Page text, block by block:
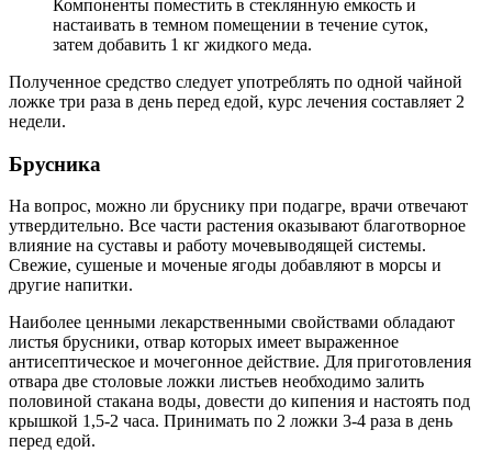
Компоненты поместить в стеклянную емкость и
настаивать в темном помещении в течение суток,
затем добавить 1 кг жидкого меда.
Полученное средство следует употреблять по одной чайной
ложке три раза в день перед едой, курс лечения составляет 2
недели.
Брусника
На вопрос, можно ли бруснику при подагре, врачи отвечают
утвердительно. Все части растения оказывают благотворное
влияние на суставы и работу мочевыводящей системы.
Свежие, сушеные и моченые ягоды добавляют в морсы и
другие напитки.
Наиболее ценными лекарственными свойствами обладают
листья брусники, отвар которых имеет выраженное
антисептическое и мочегонное действие. Для приготовления
отвара две столовые ложки листьев необходимо залить
половиной стакана воды, довести до кипения и настоять под
крышкой 1,5-2 часа. Принимать по 2 ложки 3-4 раза в день
перед едой.